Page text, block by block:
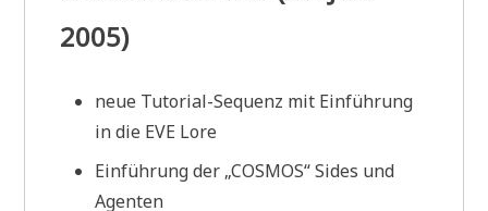
2005)
neue Tutorial-Sequenz mit Einführung
in die EVE Lore
Einführung der „COSMOS“ Sides und
Agenten